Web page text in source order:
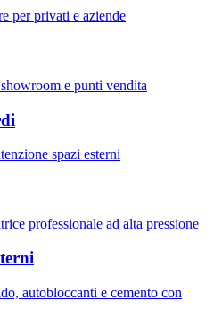
per privati e aziende
e punti vendita
spazi esterni
professionale ad alta pressione
autobloccanti e cemento con